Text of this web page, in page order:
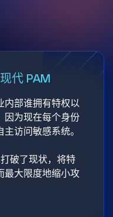
代 PAM
内部谁拥有特权以
因为现在每个身份
访问敏感系统。
破了现状，将特
最大限度地缩小攻